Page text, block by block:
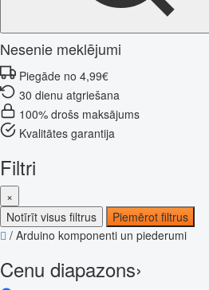
Nesenie meklējumi
Piegāde no 4,99€
30 dienu atgriešana
100% drošs maksājums
Kvalitātes garantija
Filtri
×
Notīrīt visus filtrus
Piemērot filtrus
/ Arduino komponenti un piederumi
Cenu diapazons›